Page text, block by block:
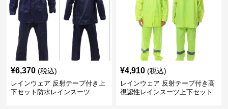
¥6,370 (税込)
レインウェア 反射テープ付き上
下セット防水レインスーツ
¥4,910 (税込)
レインウェア 反射テープ付き高
視認性レインスーツ上下セット